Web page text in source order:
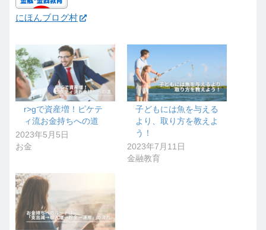
にほんブログ村
r>gで資産増！ピケテ
ィ流お金持ちへの道
2023年5月5日
お金
子どもには魚を与える
より、取り方を教えよ
う！
2023年7月11日
金融教育